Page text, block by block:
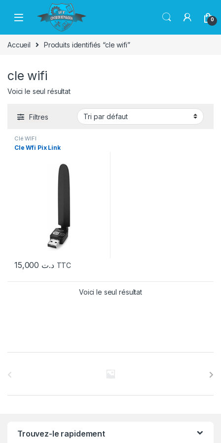
Passer à la navigation
Aller au contenu
0
Accueil Produits identifiés “cle wifi”
cle wifi
Voici le seul résultat
Filtres
Clé WIFI
Cle Wfi Pix Link
د.ت TTC
Voici le seul résultat
Trouvez-le rapidement